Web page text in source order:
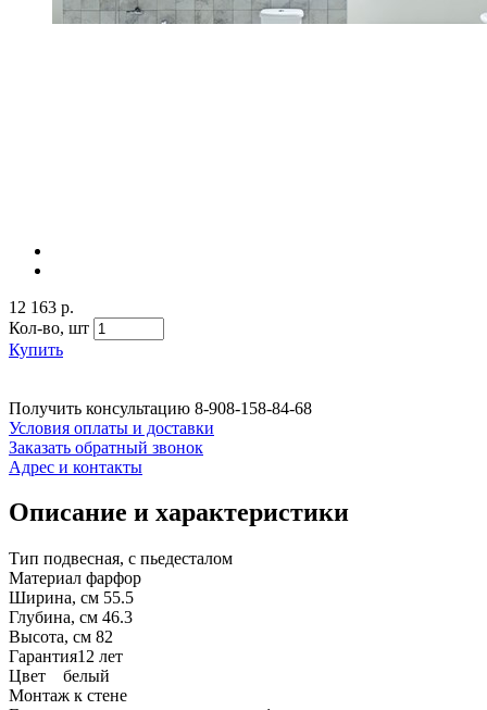
12 163 р.
Кол-во, шт
Купить
Получить консультацию 8-908-158-84-68
Условия оплаты и доставки
Заказать обратный звонок
Адрес и контакты
Описание и характеристики
Тип подвесная, с пьедесталом
Материал фарфор
Ширина, см 55.5
Глубина, см 46.3
Высота, см 82
Гарантия12 лет
Цвет белый
Монтаж к стене